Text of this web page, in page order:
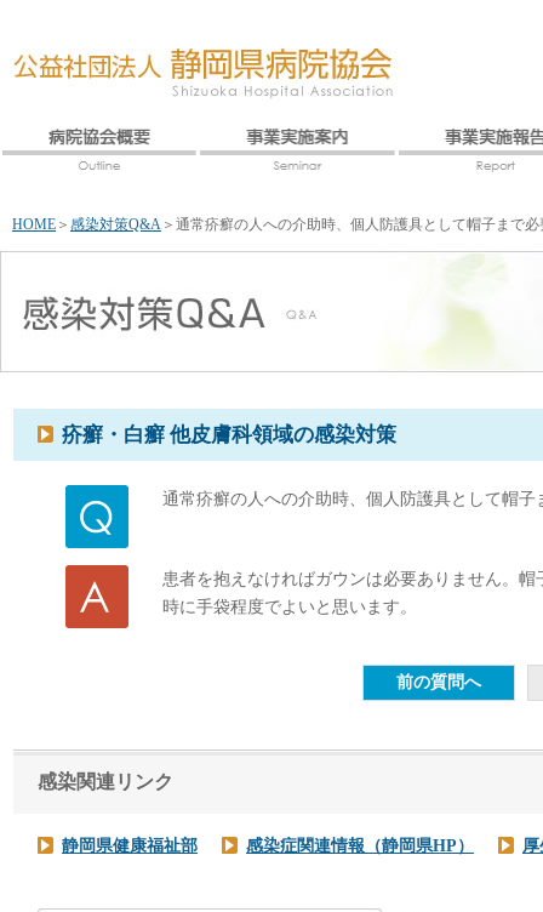
HOME ＞ 感染対策Q&A ＞ 通常疥癬の人への介助時、個人防護具として帽子まで
疥癬・白癬 他皮膚科領域の感染対策
通常疥癬の人への介助時、個人防護具として帽子
患者を抱えなければガウンは必要ありません。
時に手袋程度でよいと思います。
感染関連リンク
静岡県健康福祉部 感染症関連情報（静岡県HP）